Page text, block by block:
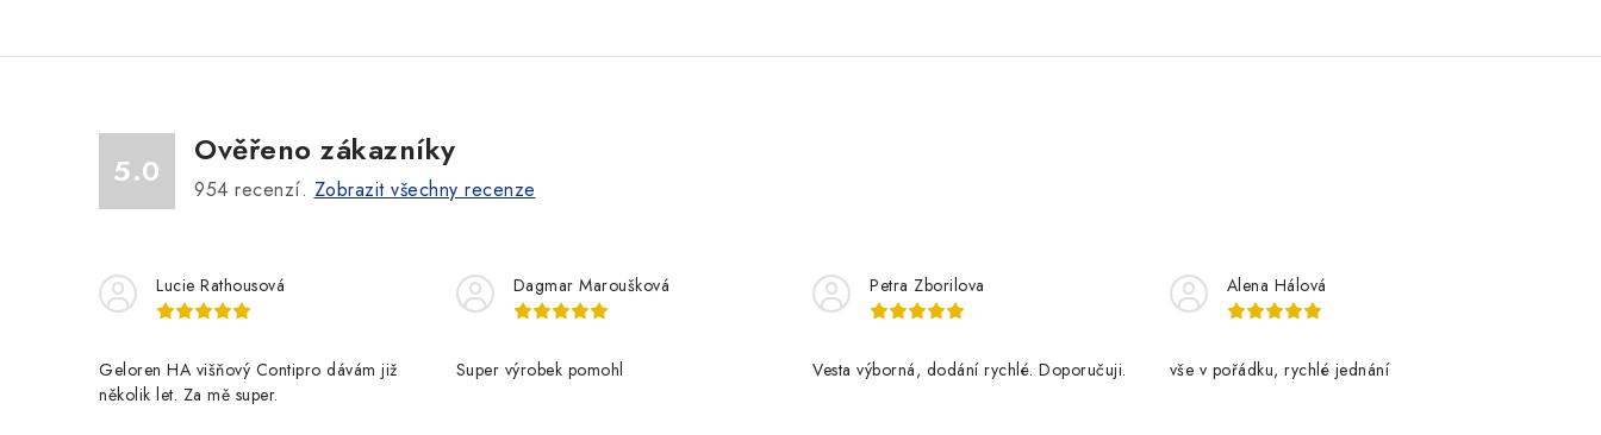
5.0
Ověřeno zákazníky
954 recenzí. Zobrazit všechny recenze
Lucie Rathousová
Geloren HA višňový Contipro dávám již
několik let. Za mě super.
Dagmar Maroušková
Super výrobek pomohl
Petra Zborilova
Vesta výborná, dodání rychlé. Doporučuji.
Alena Hálová
vše v pořádku, rychlé jednání